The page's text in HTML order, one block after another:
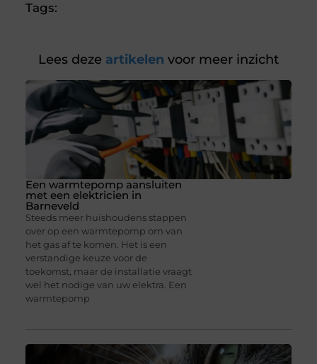
Tags:
Lees deze artikelen voor meer inzicht
Een warmtepomp aansluiten
met een elektricien in
Barneveld
Steeds meer huishoudens stappen
over op een warmtepomp om van
het gas af te komen. Het is een
verstandige keuze voor de
toekomst, maar de installatie vraagt
wel het nodige van uw elektra. Een
warmtepomp